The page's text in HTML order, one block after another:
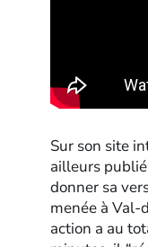
Sur son site
ailleurs
donner sa
menée à Val-
action a au